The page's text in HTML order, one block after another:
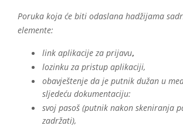
Poruka koja će biti odaslana hadžijama
elemente:
link aplikacije za prijavu,
lozinku za pristup aplikaciji,
obavještenje da je putnik dužan u
sljedeću dokumentaciju:
svoj pasoš (putnik nakon skeniranja
zadržati),